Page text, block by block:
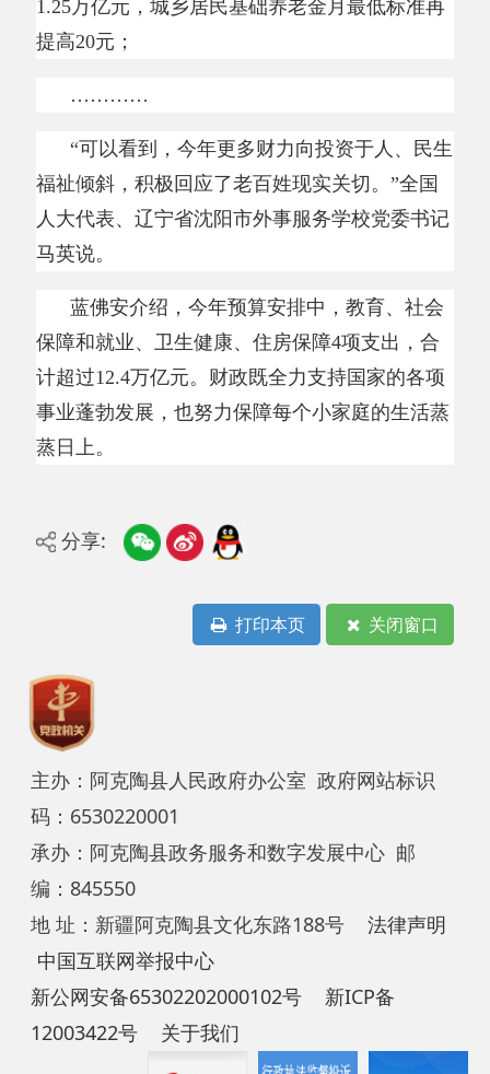
蒸日上。
分享:
打印本页 关闭窗口
主办：阿克陶县人民政府办公室 政府网站标识
码：6530220001
承办：阿克陶县政务服务和数字发展中心 邮
编：845550
地 址：新疆阿克陶县文化东路188号
12003422号 关于我们